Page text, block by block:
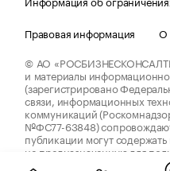
Правовая информация
О
© АО
и материалы
(зарегистрировано
связи, информационных
коммуникаций
№ФС77-63848)
публикации могут
не предназначенную для
до 18 лет.